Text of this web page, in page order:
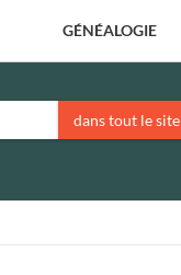
GÉNÉALOGIE
dans tout le site